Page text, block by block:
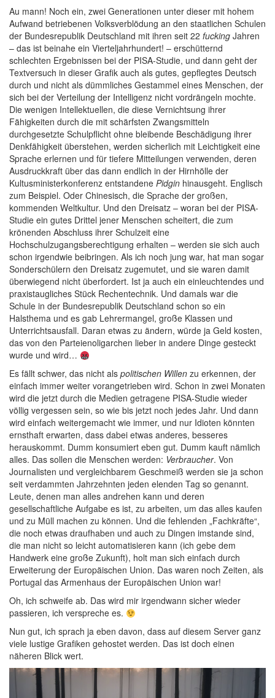
Au mann! Noch ein, zwei Generationen unter dieser mit hohem
Aufwand betriebenen Volksverblödung an den staatlichen Schulen
der Bundesrepublik Deutschland mit ihren seit 22 fucking Jahren
– das ist beinahe ein Vierteljahrhundert! – erschütternd
schlechten Ergebnissen bei der PISA-Studie, und dann geht der
Textversuch in dieser Grafik auch als gutes, gepflegtes Deutsch
durch und nicht als dümmliches Gestammel eines Menschen, der
sich bei der Verteilung der Intelligenz nicht vordrängeln mochte.
Die wenigen Intellektuellen, die diese Vernichtsung ihrer
Fähigkeiten durch die mit schärfsten Zwangsmitteln
durchgesetzte Schulpflicht ohne bleibende Beschädigung ihrer
Denkfähigkeit überstehen, werden sicherlich mit Leichtigkeit eine
Sprache erlernen und für tiefere Mitteilungen verwenden, deren
Ausdruckkraft über das dann endlich in der Hirnhölle der
Kultusministerkonferenz entstandene Pidgin hinausgeht. Englisch
zum Beispiel. Oder Chinesisch, die Sprache der großen,
kommenden Weltkultur. Und den Dreisatz – woran bei der PISA-
Studie ein gutes Drittel jener Menschen scheitert, die zum
krönenden Abschluss ihrer Schulzeit eine
Hochschulzugangsberechtigung erhalten – werden sie sich auch
schon irgendwie beibringen. Als ich noch jung war, hat man sogar
Sonderschülern den Dreisatz zugemutet, und sie waren damit
überwiegend nicht überfordert. Ist ja auch ein einleuchtendes und
praxistaugliches Stück Rechentechnik. Und damals war die
Schule in der Bundesrepublik Deutschland schon so ein
Halsthema und es gab Lehrermangel, große Klassen und
Unterrichtsausfall. Daran etwas zu ändern, würde ja Geld kosten,
das von den Parteienoligarchen lieber in andere Dinge gesteckt
wurde und wird…
Es fällt schwer, das nicht als politischen Willen zu erkennen, der
einfach immer weiter vorangetrieben wird. Schon in zwei Monaten
wird die jetzt durch die Medien getragene PISA-Studie wieder
völlig vergessen sein, so wie bis jetzt noch jedes Jahr. Und dann
wird einfach weitergemacht wie immer, und nur Idioten könnten
ernsthaft erwarten, dass dabei etwas anderes, besseres
herauskommt. Dumm konsumiert eben gut. Dumm kauft nämlich
alles. Das sollen die Menschen werden: Verbraucher. Von
Journalisten und vergleichbarem Geschmeiß werden sie ja schon
seit verdammten Jahrzehnten jeden elenden Tag so genannt.
Leute, denen man alles andrehen kann und deren
gesellschaftliche Aufgabe es ist, zu arbeiten, um das alles kaufen
und zu Müll machen zu können. Und die fehlenden „Fachkräfte“,
die noch etwas draufhaben und auch zu Dingen imstande sind,
die man nicht so leicht automatisieren kann (ich gebe dem
Handwerk eine große Zukunft), holt man sich einfach durch
Erweiterung der Europäischen Union. Das waren noch Zeiten, als
Portugal das Armenhaus der Europäischen Union war!
Oh, ich schweife ab. Das wird mir irgendwann sicher wieder
passieren, ich verspreche es.
Nun gut, ich sprach ja eben davon, dass auf diesem Server ganz
viele lustige Grafiken gehostet werden. Das ist doch einen
näheren Blick wert.